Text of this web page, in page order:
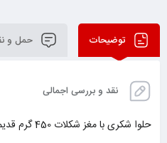
توضیحات حمل و
نقد و بررسی اجمالی
حلوا شکری با مغز شکلات 450 گرم قدیما